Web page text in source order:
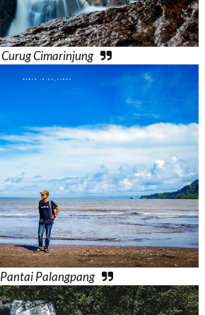
Curug Cimarinjung
Pantai Palangpang